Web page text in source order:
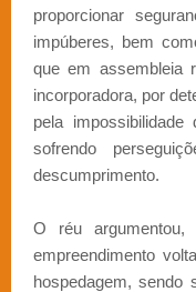
proporcionar
impúberes, bem
que em assembleia
incorporadora, por
pela
sofrendo
descumprimento.
O réu argumentou,
empreendimento
hospedagem, sendo